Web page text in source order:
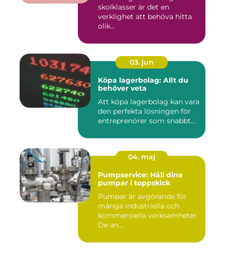
skolklasser är det en
verklighet att behöva hitta
olik...
03. jun
Köpa lagerbolag: Allt du
behöver veta
Att köpa lagerbolag kan vara
den perfekta lösningen för
entreprenörer som snabbt...
04. maj
Pumpservice: Håll dina
pumpar i toppskick
Pumpar är avgörande för
många industriella och
kommersiella verksamheter.
De an...